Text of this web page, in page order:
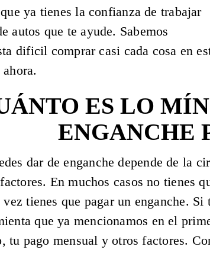
ya tienes la confianza de trabajar
autos que te ayude. Sabemos
dificil comprar casi cada cosa en
ES LO
ENGANCHE
dar de enganche depende de la
En muchos casos no tienes
tienes que pagar un enganche.
que ya mencionamos en el
tu pago mensual y otros factores.